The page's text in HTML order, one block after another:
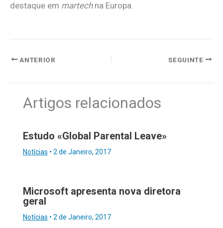
destaque em martech na Europa.
ANTERIOR SEGUINTE
Artigos relacionados
Estudo «Global Parental Leave»
Notícias • 2 de Janeiro, 2017
Microsoft apresenta nova diretora
geral
Notícias • 2 de Janeiro, 2017